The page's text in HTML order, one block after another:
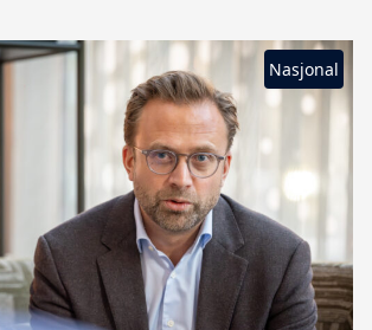
Nasjonal